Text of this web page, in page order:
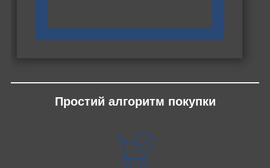
Простий алгоритм покупки